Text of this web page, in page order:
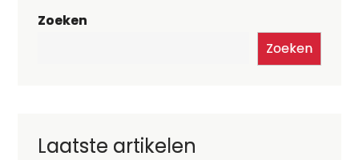
Zoeken
Zoeken
Laatste artikelen